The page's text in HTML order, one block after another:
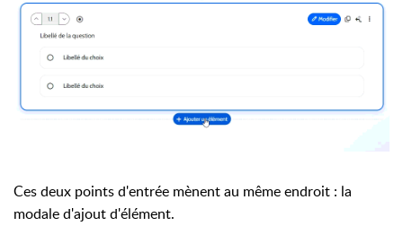
Ces deux points d'entrée mènent au même endroit : la
modale d'ajout d'élément.